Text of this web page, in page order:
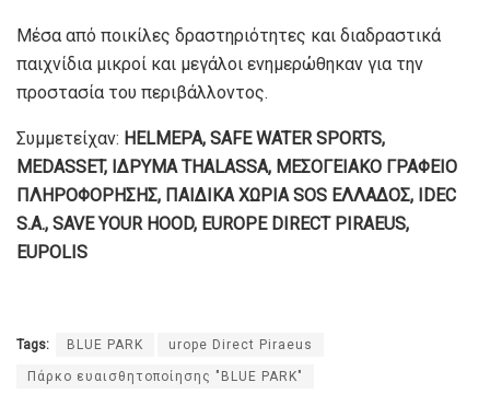
Μέσα από ποικίλες δραστηριότητες και διαδραστικά
παιχνίδια μικροί και μεγάλοι ενημερώθηκαν για την
προστασία του περιβάλλοντος.
Συμμετείχαν: HELMEPA, SAFE WATER SPORTS,
MEDASSET, ΙΔΡΥΜΑ THALASSA, ΜΕΣΟΓΕΙΑΚΟ ΓΡΑΦΕΙΟ
ΠΛΗΡΟΦΟΡΗΣΗΣ, ΠΑΙΔΙΚΑ ΧΩΡΙΑ SOS ΕΛΛΑΔΟΣ, IDEC
S.A., SAVE YOUR HOOD, EUROPE DIRECT PIRAEUS,
EUPOLIS
Tags: BLUE PARK urope Direct Piraeus
Πάρκο ευαισθητοποίησης "BLUE PARK"